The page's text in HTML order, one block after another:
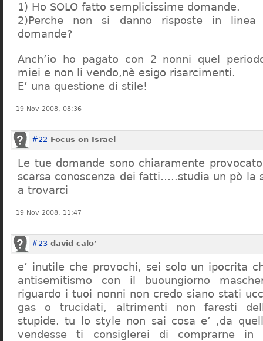
1) Ho SOLO fatto semplicissime domande.
2)Perche non si danno risposte in
domande?
Anch’io ho pagato con 2 nonni quel
miei e non li vendo,nè esigo risarcimenti.
E’ una questione di stile!
19 Nov 2008, 08:36
#22 Focus on Israel
Le tue domande sono chiaramente
scarsa conoscenza dei fatti…..studia un pò la
a trovarci
19 Nov 2008, 11:47
#23 david calo’
e’ inutile che provochi, sei solo un ipocrita
antisemitismo con il buoungiorno
riguardo i tuoi nonni non credo siano stati
gas o trucidati, altrimenti non faresti
stupide. tu lo style non sai cosa e’ ,da
vendesse ti consiglerei di comprarne in